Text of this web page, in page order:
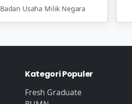
Badan Usaha Milik Negara
Kategori Populer
Fresh Graduate